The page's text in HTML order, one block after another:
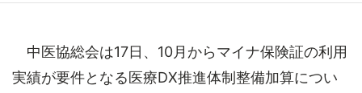
中医協総会は17日、10月からマイナ保険証の利用
実績が要件となる医療DX推進体制整備加算につい